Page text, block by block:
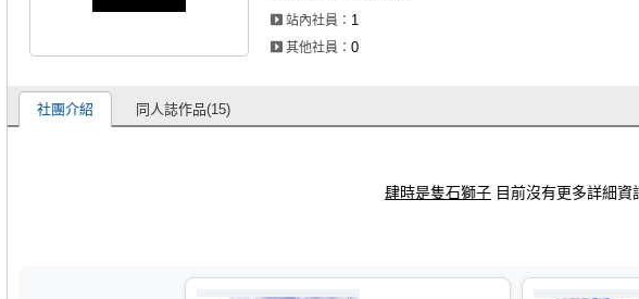
站內社員： 1
其他社員： 0
社團介紹 同人誌作品(15)
肆時是隻石獅子 目前沒有更多詳細資